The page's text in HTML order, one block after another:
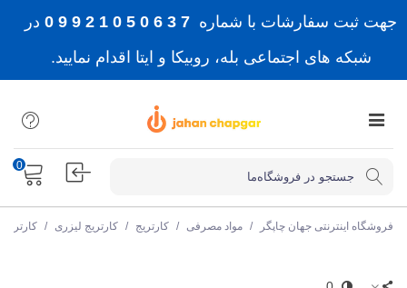
جهت ثبت سفارشات با شماره 7 3 6 0 5 0 1 2 9 9 0
در
شبکه های اجتماعی بله، روبیکا و ایتا اقدام نمایید.
0
فروشگاه اینترنتی جهان چاپگر / مواد مصرفی / کارتریج / کارتریج لیزری /